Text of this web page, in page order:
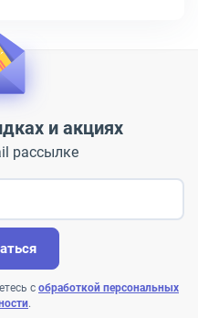
и акциях
рассылке
с обработкой персональных
.